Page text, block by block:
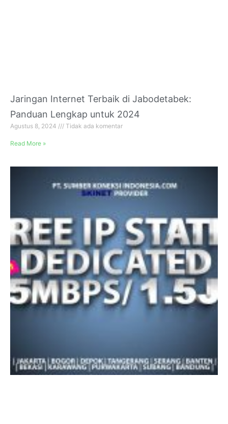
Jaringan Internet Terbaik di Jabodetabek:
Panduan Lengkap untuk 2024
Agustus 8, 2024 Tidak ada komentar
Read More »